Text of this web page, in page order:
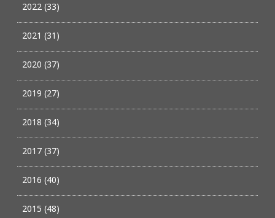
2022 (33)
2021 (31)
2020 (37)
2019 (27)
2018 (34)
2017 (37)
2016 (40)
2015 (48)